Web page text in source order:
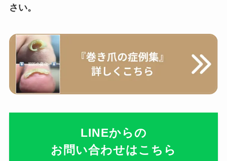
さい。
LINEからの
お問い合わせはこちら